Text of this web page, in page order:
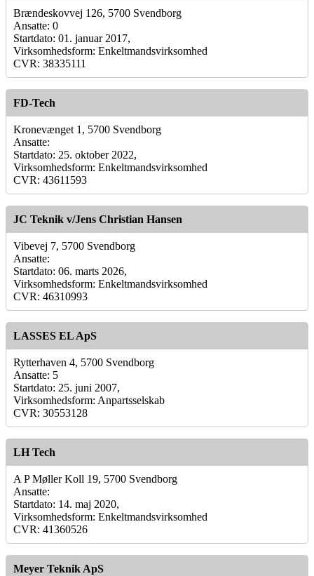
Brændeskovvej 126, 5700 Svendborg
Ansatte: 0
Startdato: 01. januar 2017,
Virksomhedsform: Enkeltmandsvirksomhed
CVR: 38335111
FD-Tech
Kronevænget 1, 5700 Svendborg
Ansatte:
Startdato: 25. oktober 2022,
Virksomhedsform: Enkeltmandsvirksomhed
CVR: 43611593
JC Teknik v/Jens Christian Hansen
Vibevej 7, 5700 Svendborg
Ansatte:
Startdato: 06. marts 2026,
Virksomhedsform: Enkeltmandsvirksomhed
CVR: 46310993
LASSES EL ApS
Rytterhaven 4, 5700 Svendborg
Ansatte: 5
Startdato: 25. juni 2007,
Virksomhedsform: Anpartsselskab
CVR: 30553128
LH Tech
A P Møller Koll 19, 5700 Svendborg
Ansatte:
Startdato: 14. maj 2020,
Virksomhedsform: Enkeltmandsvirksomhed
CVR: 41360526
Meyer Teknik ApS